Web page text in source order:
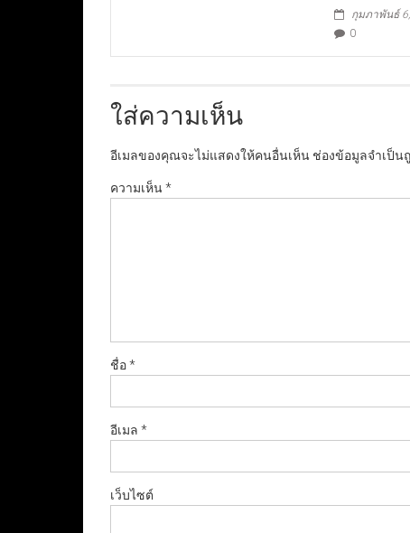
กุมภาพันธ์
0
ใส่ความเห็น
อีเมลของคุณจะไม่แสดงให้คนอื่นเห็น ช่องข้อมูลจำเป็น
ความเห็น*
ชื่อ*
อีเมล *
เว็บไซต์